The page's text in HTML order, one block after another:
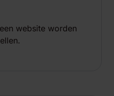
website worden